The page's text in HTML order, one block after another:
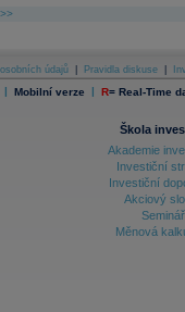
>>
údajů Pravidla diskuse
| Mobilní verze | R= Real-Time
Škola
Akademie
Investiční
Investiční
Akciový
Měnová